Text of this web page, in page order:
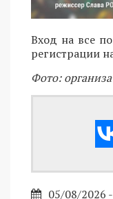
Вход на все
регистрации
Фото:
05/08/2026